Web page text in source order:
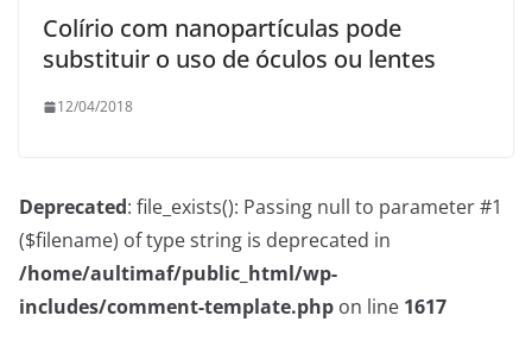
Colírio com nanopartículas pode
substituir o uso de óculos ou lentes
12/04/2018
Deprecated: file_exists(): Passing null to parameter #1
($filename) of type string is deprecated in
/home/aultimaf/public_html/wp-
includes/comment-template.php on line 1617